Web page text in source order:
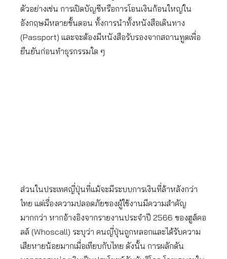
ตัวอย่างเช่น การเปิดบัญชีหรือการโอนเงินก้อนใหญ่ใน
อังกฤษมีหลายขั้นตอน ทั้งการนำทั้งหนังสือเดินทาง
(Passport) และจะต้องมีหนังสือรับรองจากสถานทูตเพื่อ
ยืนยันก่อนทำธุรกรรมใด ๆ
ส่วนในประเทศญี่ปุ่นที่แม้จะมีระบบการเงินที่ล้าหลังกว่า
ไทย แต่เรื่องความปลอดภัยของผู้ใช้งานมีความสำคัญ
มากกว่า หากอ้างอิงจากรายงานประจำปี 2566 ของฮูส์คอ
ลล์ (Whoscall) ระบุว่า คนญี่ปุ่นถูกหลอกและได้รับความ
เสียหายน้อยมากเมื่อเทียบกับไทย ดังนั้น การผลักดัน